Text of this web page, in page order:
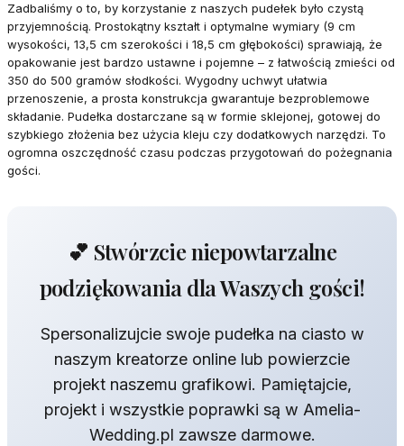
Zadbaliśmy o to, by korzystanie z naszych pudełek było czystą
przyjemnością. Prostokątny kształt i optymalne wymiary (9 cm
wysokości, 13,5 cm szerokości i 18,5 cm głębokości) sprawiają, że
opakowanie jest bardzo ustawne i pojemne – z łatwością zmieści od
350 do 500 gramów słodkości. Wygodny uchwyt ułatwia
przenoszenie, a prosta konstrukcja gwarantuje bezproblemowe
składanie. Pudełka dostarczane są w formie sklejonej, gotowej do
szybkiego złożenia bez użycia kleju czy dodatkowych narzędzi. To
ogromna oszczędność czasu podczas przygotowań do pożegnania
gości.
💕 Stwórzcie niepowtarzalne
podziękowania dla Waszych gości!
Spersonalizujcie swoje pudełka na ciasto w
naszym kreatorze online lub powierzcie
projekt naszemu grafikowi. Pamiętajcie,
projekt i wszystkie poprawki są w Amelia-
Wedding.pl zawsze darmowe.